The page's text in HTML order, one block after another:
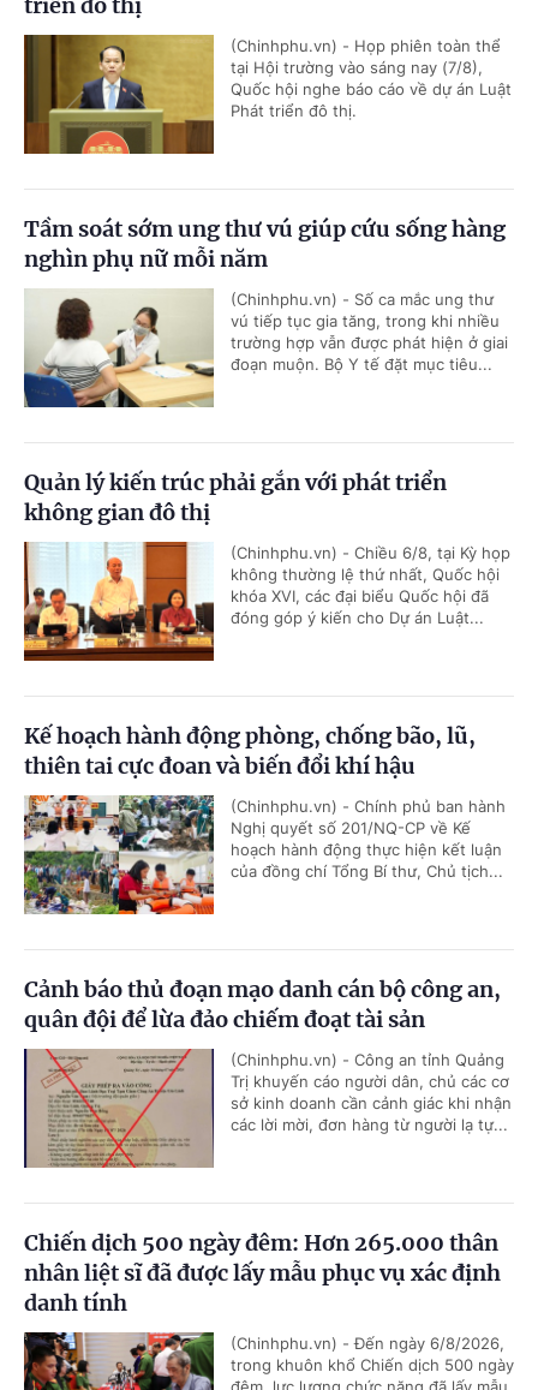
(Chinhphu.vn) - Họp phiên toàn thể
tại Hội trường vào sáng nay (7/8),
Quốc hội nghe báo cáo về dự án Luật
Phát triển đô thị.
Tầm soát sớm ung thư vú giúp cứu sống hàng
nghìn phụ nữ mỗi năm
(Chinhphu.vn) - Số ca mắc ung thư
vú tiếp tục gia tăng, trong khi nhiều
trường hợp vẫn được phát hiện ở giai
đoạn muộn. Bộ Y tế đặt mục tiêu...
Quản lý kiến trúc phải gắn với phát triển
không gian đô thị
(Chinhphu.vn) - Chiều 6/8, tại Kỳ họp
không thường lệ thứ nhất, Quốc hội
khóa XVI, các đại biểu Quốc hội đã
đóng góp ý kiến cho Dự án Luật...
Kế hoạch hành động phòng, chống bão, lũ,
thiên tai cực đoan và biến đổi khí hậu
(Chinhphu.vn) - Chính phủ ban hành
Nghị quyết số 201/NQ-CP về Kế
hoạch hành động thực hiện kết luận
của đồng chí Tổng Bí thư, Chủ tịch...
Cảnh báo thủ đoạn mạo danh cán bộ công an,
quân đội để lừa đảo chiếm đoạt tài sản
(Chinhphu.vn) - Công an tỉnh Quảng
Trị khuyến cáo người dân, chủ các cơ
sở kinh doanh cần cảnh giác khi nhận
các lời mời, đơn hàng từ người lạ tự...
Chiến dịch 500 ngày đêm: Hơn 265.000 thân
nhân liệt sĩ đã được lấy mẫu phục vụ xác định
danh tính
(Chinhphu.vn) - Đến ngày 6/8/2026,
trong khuôn khổ Chiến dịch 500 ngày